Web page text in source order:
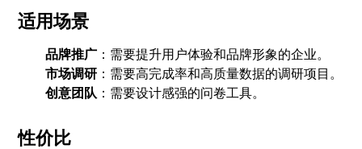
适用场景
品牌推广 ：需要提升用户体验和品牌形象的企业。
市场调研 ：需要高完成率和高质量数据的调研项目。
创意团队 ：需要设计感强的问卷工具。
性价比